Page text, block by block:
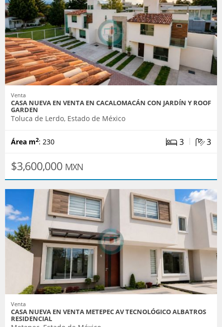
Venta
CASA NUEVA EN VENTA EN CACALOMACÁN CON JARDÍN Y ROOF
GARDEN
Toluca de Lerdo, Estado de México
Área m2: 230 3 | 3
$3,600,000 MXN
Venta
CASA NUEVA EN VENTA METEPEC AV TECNOLÓGICO ALBATROS
RESIDENCIAL